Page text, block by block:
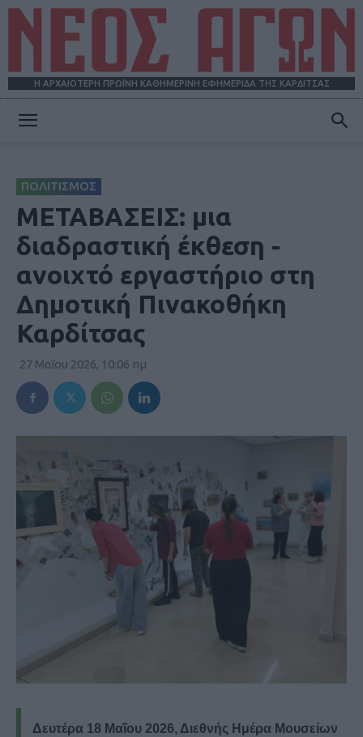
Η ΑΡΧΑΙΟΤΕΡΗ ΠΡΩΪΝΗ ΚΑΘΗΜΕΡΙΝΗ ΕΦΗΜΕΡΙΔΑ ΤΗΣ ΚΑΡΔΙΤΣΑΣ
ΠΟΛΙΤΙΣΜΟΣ
ΜΕΤΑΒΑΣΕΙΣ: μια
διαδραστική έκθεση -
ανοιχτό εργαστήριο στη
Δημοτική Πινακοθήκη
Καρδίτσας
27 Μαΐου 2026, 10:06 πμ
Δευτέρα 18 Μαΐου 2026, Διεθνής Ημέρα Μουσείων